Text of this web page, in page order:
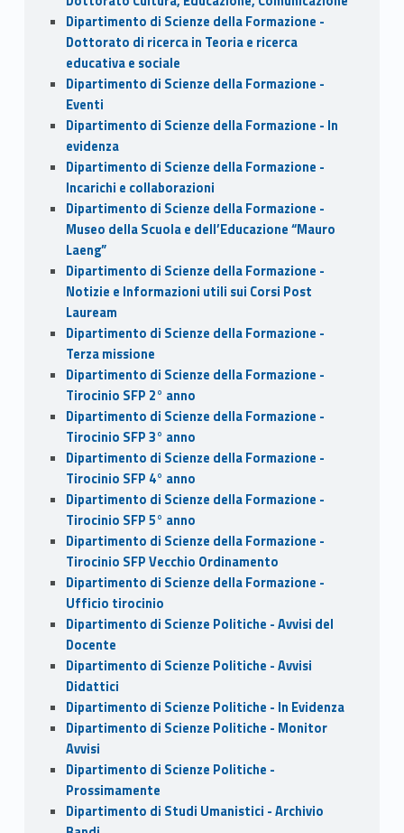
Dipartimento di Scienze della Formazione -
Dottorato di ricerca in Teoria e ricerca
educativa e sociale
Dipartimento di Scienze della Formazione -
Eventi
Dipartimento di Scienze della Formazione - In
evidenza
Dipartimento di Scienze della Formazione -
Incarichi e collaborazioni
Dipartimento di Scienze della Formazione -
Museo della Scuola e dell’Educazione “Mauro
Laeng”
Dipartimento di Scienze della Formazione -
Notizie e Informazioni utili sui Corsi Post
Lauream
Dipartimento di Scienze della Formazione -
Terza missione
Dipartimento di Scienze della Formazione -
Tirocinio SFP 2° anno
Dipartimento di Scienze della Formazione -
Tirocinio SFP 3° anno
Dipartimento di Scienze della Formazione -
Tirocinio SFP 4° anno
Dipartimento di Scienze della Formazione -
Tirocinio SFP 5° anno
Dipartimento di Scienze della Formazione -
Tirocinio SFP Vecchio Ordinamento
Dipartimento di Scienze della Formazione -
Ufficio tirocinio
Dipartimento di Scienze Politiche - Avvisi del
Docente
Dipartimento di Scienze Politiche - Avvisi
Didattici
Dipartimento di Scienze Politiche - In Evidenza
Dipartimento di Scienze Politiche - Monitor
Avvisi
Dipartimento di Scienze Politiche -
Prossimamente
Dipartimento di Studi Umanistici - Archivio